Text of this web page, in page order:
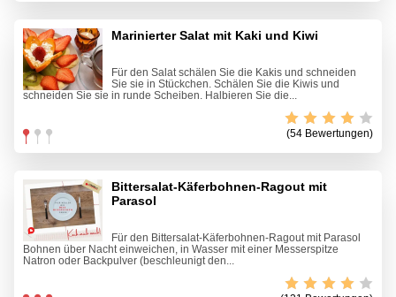
Marinierter Salat mit Kaki und Kiwi
Für den Salat schälen Sie die Kakis und schneiden
Sie sie in Stückchen. Schälen Sie die Kiwis und
schneiden Sie sie in runde Scheiben. Halbieren Sie die...
(54 Bewertungen)
Bittersalat-Käferbohnen-Ragout mit
Parasol
Für den Bittersalat-Käferbohnen-Ragout mit Parasol
Bohnen über Nacht einweichen, in Wasser mit einer Messerspitze
Natron oder Backpulver (beschleunigt den...